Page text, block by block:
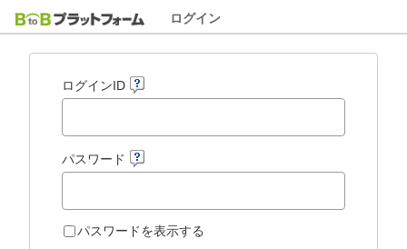
ログイン
ログインID
パスワード
パスワードを表示する